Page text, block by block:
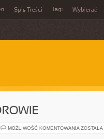
Spis Treści Tagi Wybierać
MOŻLIWOŚĆ KOMENTOWANIA ZOSTAŁA